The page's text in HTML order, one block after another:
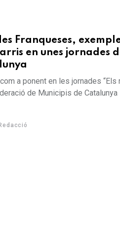
Franqueses,
en unes jornades
a ponent en les jornades
de Municipis de